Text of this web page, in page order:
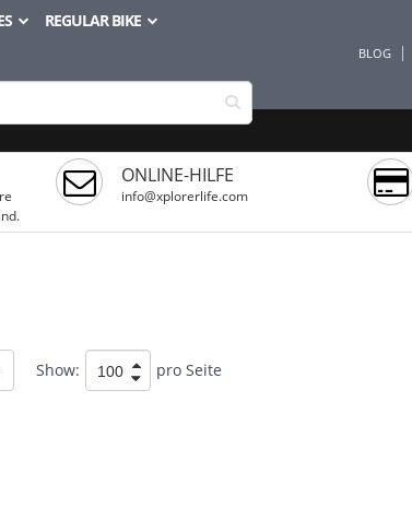
REGULAR BIKE
BLOG
ONLINE-HILFE
info@xplorerlife.com
Show: pro Seite